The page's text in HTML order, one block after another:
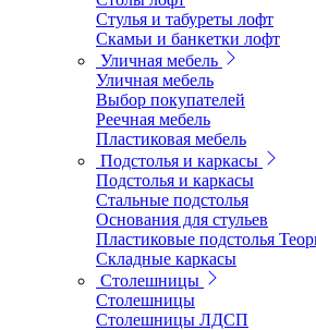
Стулья и табуреты лофт
Скамьи и банкетки лофт
Уличная мебель
Уличная мебель
Выбор покупателей
Реечная мебель
Пластиковая мебель
Подстолья и каркасы
Подстолья и каркасы
Стальные подстолья
Основания для стульев
Пластиковые подстолья
Складные каркасы
Столешницы
Столешницы
Столешницы ЛДСП